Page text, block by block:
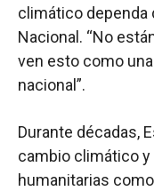
climático dependa
Nacional. “No
ven esto como
nacional”.
Durante décadas,
cambio climático
humanitarias